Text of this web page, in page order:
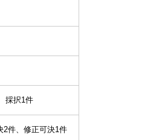
採択1件
2件、修正可決1件